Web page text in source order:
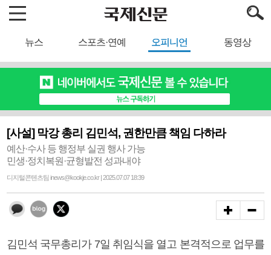
뉴스 스포츠·연예 오피니언 동영상
[사설] 막강 총리 김민석, 권한만큼 책임 다하라
예산·수사 등 행정부 실권 행사 가능
민생·정치복원·균형발전 성과내야
디지털콘텐츠팀 inews@kookje.co.kr | 2025.07.07 18:39
김민석 국무총리가 7일 취임식을 열고 본격적으로 업무를